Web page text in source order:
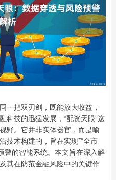
一把双刃剑，既能放大收益，
科技的迅猛发展，“配资天眼”这
野。它并非实体器官，而是喻
技术构建的，旨在实现**全市
警的智能系统。本文旨在深入解
其在防范金融风险中的关键作